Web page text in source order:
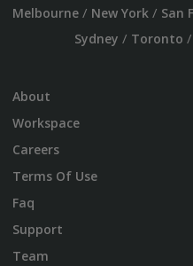
Melbourne/ New York/ San
Sydney / Toronto /
About
Workspace
Careers
Terms Of Use
Faq
Support
Team